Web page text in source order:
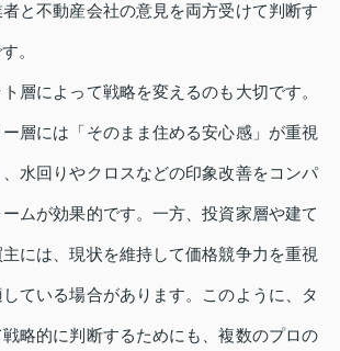
と不動産会社の意見を両方受けて判断す
。
層によって戦略を変えるのも大切です。
層には「そのまま住める安心感」が重視
水回りやクロスなどの印象改善をコンパ
ムが効果的です。一方、投資家層や建て
には、現状を維持して価格競争力を重視
ている場合があります。このように、タ
略的に判断するためにも、複数のプロの